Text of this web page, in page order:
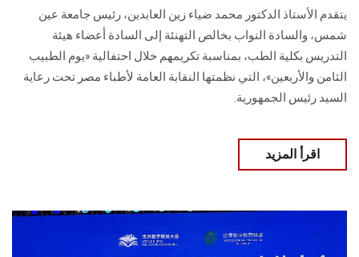
سجل الان
يتقدم الأستاذ الدكتور محمد ضياء زين العابدين، رئيس جامعة عين
شمس، والسادة النواب بخالص التهنئة إلى السادة أعضاء هيئة
التدريس بكلية الطب، بمناسبة تكريمهم خلال احتفالية «يوم الطبيب
الثامن والأربعين»، التي نظمتها النقابة العامة لأطباء مصر تحت رعاية
السيد رئيس الجمهورية.
اقرأ المزيد